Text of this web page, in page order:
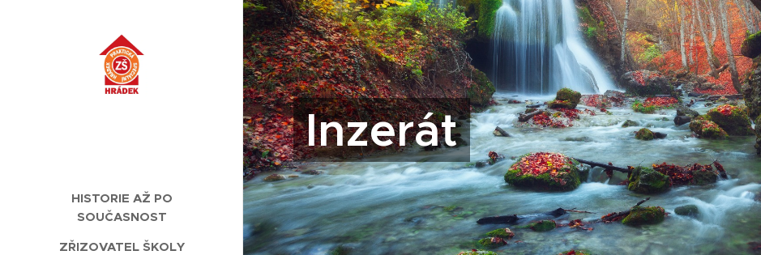
HISTORIE AŽ PO
SOUČASNOST
ZŘIZOVATEL ŠKOLY
Inzerát